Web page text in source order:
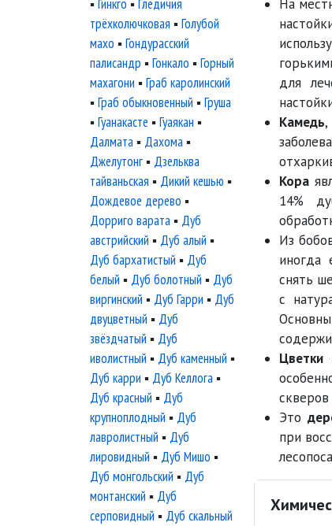
На
для
Камедь,
Кора
14%
Из
иногда
снять
с
Цветки
скверов
Это
при
▪Гинкго ▪Гледичия
трёхколючковая ▪Голубой
махо ▪Гондурасский
палисандр ▪Гонкало ▪Горный
махагони ▪Граб каролинский
▪Граб обыкновенный ▪Груша
▪Гуанакасте ▪Гуаякан ▪
Далмата ▪ Дахома ▪
Джелутонг ▪ Дзельква
тайваньская ▪ Дикий кешью ▪
Дождевое дерево ▪
Дорриго варата ▪ Дуб
австрийский ▪ Дуб алый ▪
Дуб бархатистый ▪ Дуб
белый ▪ Дуб болотный ▪ Дуб
виргинский ▪ Дуб Гарри ▪ Дуб
двуцветный ▪ Дуб
звёздчатый ▪ Дуб
иволистный ▪ Дуб каменный ▪
Дуб карри ▪ Дуб Келлога ▪
Дуб красный ▪ Дуб
крупноплодный ▪ Дуб
лавролистный ▪ Дуб
лировидный ▪ Дуб Мишо ▪
Дуб монгольский ▪ Дуб
монтанский ▪ Дуб
серповидный ▪ Дуб скальный